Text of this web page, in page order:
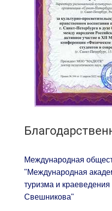
Международная
"Международная
туризма и
Свешникова"